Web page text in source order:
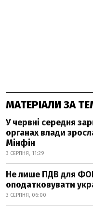
МАТЕРІАЛИ ЗА
У червні середня
органах влади
Мінфін
3 СЕРПНЯ, 11:29
Не лише ПДВ для
оподатковувати
3 СЕРПНЯ, 06:00